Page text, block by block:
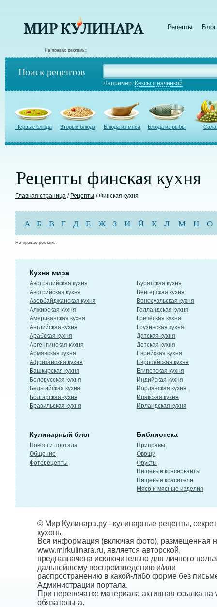
Рецепты Блог
На правах рекламы:
Поиск рецептов
Например: Кексы с начинкой
Первые блюда Вторые блюда Блюда из мяса Блюда из рыбы
Рецепты финская кухня
Главная страница / Рецепты / Финская кухня
А Б В Г Д Е Ж З И Й К Л М Н О
На правах рекламы:
Кухни мира
Австралийская кухня
Австрийская кухня
Азербайджанская кухня
Алжирская кухня
Американская кухня
Английская кухня
Арабская кухня
Аргентинская кухня
Армянская кухня
Африканская кухня
Башкирская кухня
Белорусская кухня
Бельгийская кухня
Болгарская кухня
Бразильская кухня
Бурятская кухня
Венгерская кухня
Венесуэльская кухня
Голландская кухня
Греческая кухня
Грузинская кухня
Датская кухня
Детская кухня
Еврейская кухня
Европейская кухня
Египетская кухня
Индийская кухня
Иорданская кухня
Иракская кухня
Ирландская кухня
Кулинарный блог
Новости портала
Общение
Фоторецепты
Библиотека
Приправы
Овощи
Фрукты
Пищевые консерванты
Пищевые красители
Мясо и мясные изделия
© Мир Кулинара.ру - кулинарные рецепты,
кухонь.
Вся информация (включая фото), размещенная
www.mirkulinara.ru, является авторской,
предназначена исключительно для личного
дальнейшему воспроизведению и/или
распространению в какой-либо форме без
Администрации портала.
При перепечатке материала активная ссылка на
обязательна.